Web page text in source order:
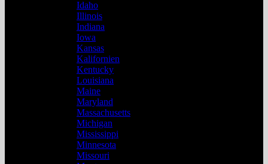
Idaho
Illinois
Indiana
Iowa
Kansas
Kalifornien
Kentucky
Louisiana
Maine
Maryland
Massachusetts
Michigan
Mississippi
Minnesota
Missouri